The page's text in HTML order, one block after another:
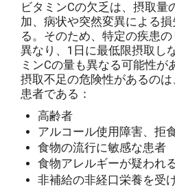
ビタミンCの欠乏は、摂取量
加、病状や突然変異による
る。そのため、特定の疾患
異なり、1日に最低限摂取し
ミンCの量も異なる可能性が
摂取不足の危険性があるの
患者である：
高齢者
アルコール使用障害、拒
食物の流行に敏感な患者
食物アレルギーが疑われ
非補給の非経口栄養を受